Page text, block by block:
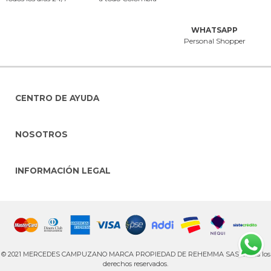
WHATSAPP
Personal Shopper
CENTRO DE AYUDA
NOSOTROS
INFORMACIÓN LEGAL
© 2021 MERCEDES CAMPUZANO MARCA PROPIEDAD DE REHEMMA SAS. Todos los
derechos reservados.